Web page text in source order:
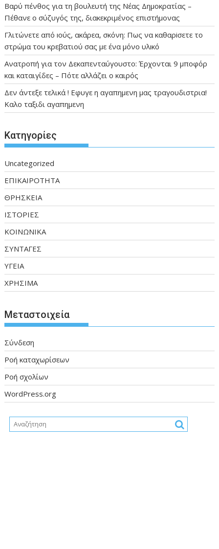
Βαρύ πένθος για τη βουλευτή της Νέας Δημοκρατίας –
Πέθανε ο σύζυγός της, διακεκριμένος επιστήμονας
Γλιτώνετε από ıούς, ακάρεα, σκόνη: Πως να καθαρiσετε το
στρώμα του κρεβατιού σας με ένα μόνο υλıκό
Ανατροπή για τον Δεκαπενταύγουστο: Έρχονται 9 μποφόρ
και καταιγίδες – Πότε αλλάζει ο καιρός
Δεν άντεξε τελικά ! Εφυγε η αγαπημενη μας τραγουδιστρια!
Καλο ταξιδι αγαπημενη
Kατηγορίες
Uncategorized
ΕΠΙΚΑΙΡΟΤΗΤΑ
ΘΡΗΣΚΕΙΑ
ΙΣΤΟΡΙΕΣ
ΚΟΙΝΩΝΙΚΑ
ΣΥΝΤΑΓΕΣ
ΥΓΕΙΑ
ΧΡΗΣΙΜΑ
Μεταστοιχεία
Σύνδεση
Ροή καταχωρίσεων
Ροή σχολίων
WordPress.org